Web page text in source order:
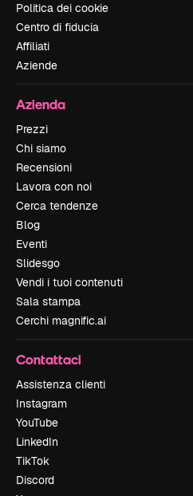
Politica dei cookie
Centro di fiducia
Affiliati
Aziende
Azienda
Prezzi
Chi siamo
Recensioni
Lavora con noi
Cerca tendenze
Blog
Eventi
Slidesgo
Vendi i tuoi contenuti
Sala stampa
Cerchi magnific.ai
Contattaci
Assistenza clienti
Instagram
YouTube
LinkedIn
TikTok
Discord